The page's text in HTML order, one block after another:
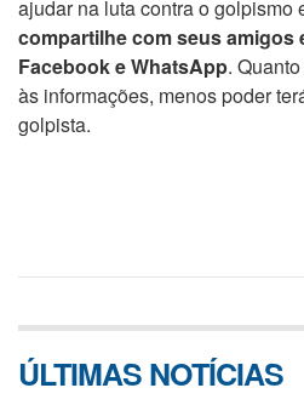
ajudar na luta contra o golpismo
compartilhe com seus amigos
Facebook e WhatsApp.
às informações, menos poder
golpista.
ÚLTIMAS NOTÍCIAS